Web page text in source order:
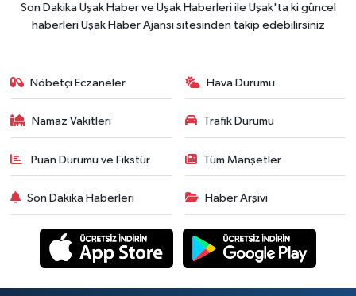
Son Dakika Uşak Haber ve Uşak Haberleri ile Uşak'ta ki güncel
haberleri Uşak Haber Ajansı sitesinden takip edebilirsiniz
Nöbetçi Eczaneler Hava Durumu
Namaz Vakitleri Trafik Durumu
Puan Durumu ve Fikstür Tüm Manşetler
Son Dakika Haberleri Haber Arşivi